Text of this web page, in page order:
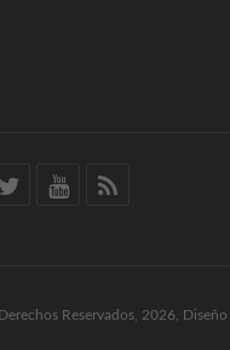
Reservados, 2026,